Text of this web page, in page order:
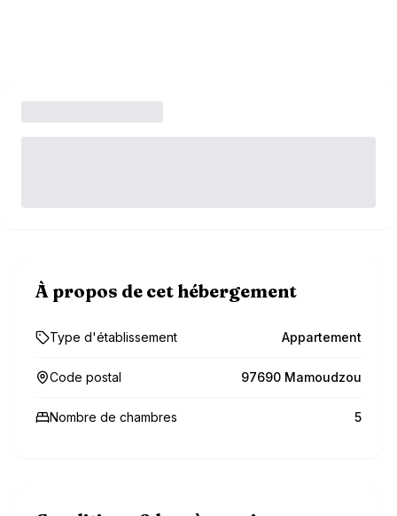
À propos de cet hébergement
Type d'établissement Appartement
Code postal 97690 Mamoudzou
Nombre de chambres 5